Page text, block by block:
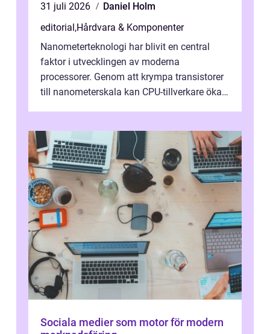
31 juli 2026
Daniel Holm
editorial,Hårdvara & Komponenter
Nanometerteknologi har blivit en central
faktor i utvecklingen av moderna
processorer. Genom att krympa transistorer
till nanometerskala kan CPU-tillverkare öka
Sociala medier som motor för modern